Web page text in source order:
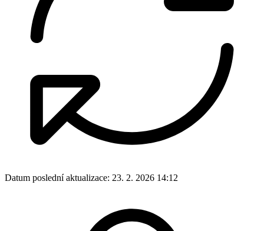
Datum poslední aktualizace: 23. 2. 2026 14:12